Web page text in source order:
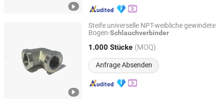
Steife universelle NPT-weibliche gewindete
Bogen-Schlauchverbinder
1.000 Stücke (MOQ)
Anfrage Absenden
JOC Machinery Company Limited
Jiangsu, China Seit 2003